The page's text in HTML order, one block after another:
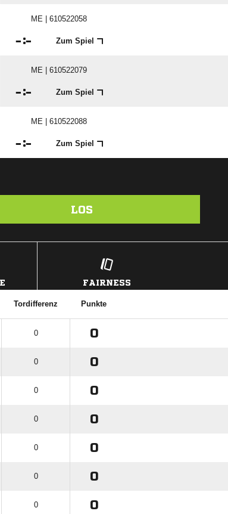
ME | 610522058
: Zum Spiel
ME | 610522079
: Zum Spiel
ME | 610522088
: Zum Spiel
LOS
FAIRNESS
Tordifferenz Punkte
0 0
0 0
0 0
0 0
0 0
0 0
0 0